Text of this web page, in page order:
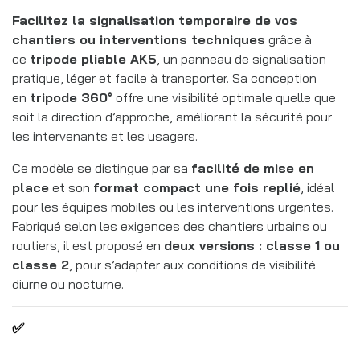
Facilitez la signalisation temporaire de vos
chantiers ou interventions techniques grâce à
ce tripode pliable AK5 , un panneau de signalisation
pratique, léger et facile à transporter. Sa conception
en tripode 360° offre une visibilité optimale quelle que
soit la direction d’approche, améliorant la sécurité pour
les intervenants et les usagers.
Ce modèle se distingue par sa facilité de mise en
place et son format compact une fois replié , idéal
pour les équipes mobiles ou les interventions urgentes.
Fabriqué selon les exigences des chantiers urbains ou
routiers, il est proposé en deux versions : classe 1 ou
classe 2 , pour s’adapter aux conditions de visibilité
diurne ou nocturne.
✅